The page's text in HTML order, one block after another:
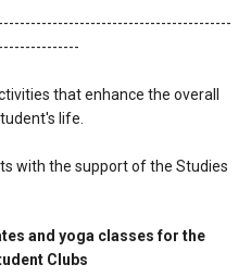
that enhance the overall
life.
with the support of the Studies
and yoga classes for the
Clubs